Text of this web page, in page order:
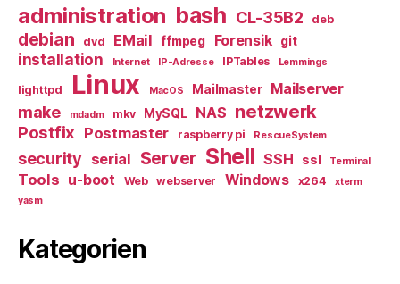
administration bash CL-35B2 deb
debian dvd EMail ffmpeg Forensik git
installation Internet IP-Adresse IPTables Lemmings
lighttpd Linux MacOS Mailmaster Mailserver
make mdadm mkv MySQL NAS netzwerk
Postfix Postmaster raspberry pi RescueSystem
security serial Server Shell SSH ssl Terminal
Tools u-boot Web webserver Windows x264
xterm
yasm
Kategorien